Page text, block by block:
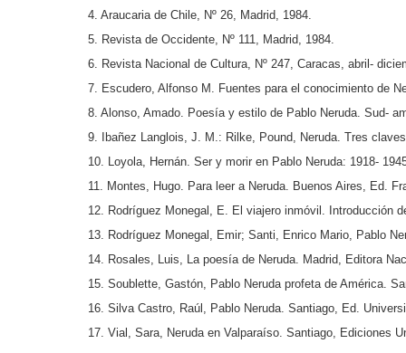
4. Araucaria de Chile, Nº 26, Madrid, 1984.
5. Revista de Occidente, Nº 111, Madrid, 1984.
6. Revista Nacional de Cultura, Nº 247, Caracas, abril-
7. Escudero, Alfonso M. Fuentes para el conocimiento de
8. Alonso, Amado. Poesía y estilo de Pablo Neruda. Sud-
9. Ibañez Langlois, J. M.: Rilke, Pound, Neruda. Tres
10. Loyola, Hernán. Ser y morir en Pablo Neruda: 1918-
11. Montes, Hugo. Para leer a Neruda. Buenos Aires, Ed.
12. Rodríguez Monegal, E. El viajero inmóvil. Introducción
13. Rodríguez Monegal, Emir; Santi, Enrico Mario, Pablo
14. Rosales, Luis, La poesía de Neruda. Madrid, Editora
15. Soublette, Gastón, Pablo Neruda profeta de América.
16. Silva Castro, Raúl, Pablo Neruda. Santiago, Ed.
17. Vial, Sara, Neruda en Valparaíso. Santiago, Ediciones